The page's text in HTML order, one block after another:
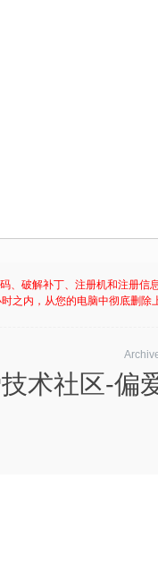
、破解补丁、注册机和注册
之内，从您的电脑中彻底删
术社区-偏